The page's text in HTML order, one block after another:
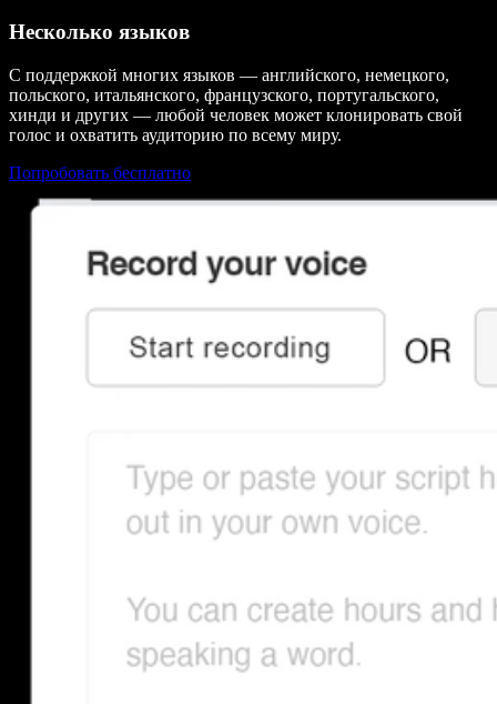
Несколько языков
С поддержкой многих языков — английского, немецкого,
польского, итальянского, французского, португальского,
хинди и других — любой человек может клонировать свой
голос и охватить аудиторию по всему миру.
Попробовать бесплатно